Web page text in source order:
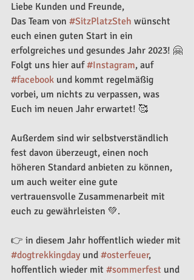
Liebe Kunden und Freunde,
Das Team von #SitzPlatzSteh wünscht
euch einen guten Start in ein
erfolgreiches und gesundes Jahr 2023! 🤗
Folgt uns hier auf #Instagram, auf
#facebook und kommt regelmäßig
vorbei, um nichts zu verpassen, was
Euch im neuen Jahr erwartet! 🥰
Außerdem sind wir selbstverständlich
fest davon überzeugt, einen noch
höheren Standard anbieten zu können,
um auch weiter eine gute
vertrauensvolle Zusammenarbeit mit
euch zu gewährleisten 💚.
👉 in diesem Jahr hoffentlich wieder mit
#dogtrekkingday und #osterfeuer,
hoffentlich wieder mit #sommerfest und